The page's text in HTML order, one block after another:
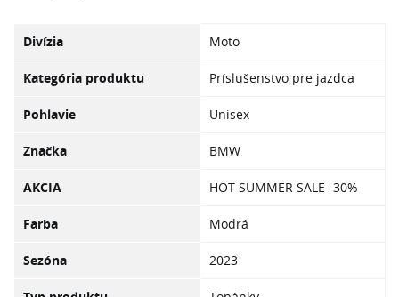
Divízia Moto
Kategória produktu Príslušenstvo pre jazdca
Pohlavie Unisex
Značka BMW
AKCIA HOT SUMMER SALE -30%
Farba Modrá
Sezóna 2023